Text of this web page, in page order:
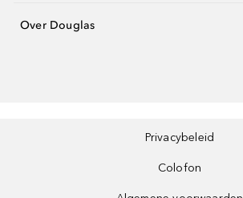
Over Douglas
Privacybeleid
Colofon